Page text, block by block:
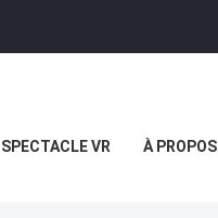
SPECTACLE VR À